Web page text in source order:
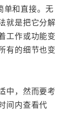
单和直接。无
就是把它分解
工作或功能变
有的细节也变
中，然而要考
间内查看代